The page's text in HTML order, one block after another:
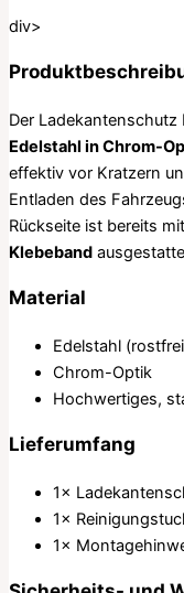
div>
Der
Edelstahl in Chrom-
effektiv vor Kratzern
Entladen des
Rückseite ist bereits
Klebeband
Material
Edelstahl
Chrom-Optik
Hochwertiges,
Lieferumfang
1×
1×
1×